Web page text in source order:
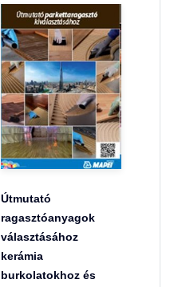
Útmutató
ragasztóanyagok
választásához
kerámia
burkolatokhoz és